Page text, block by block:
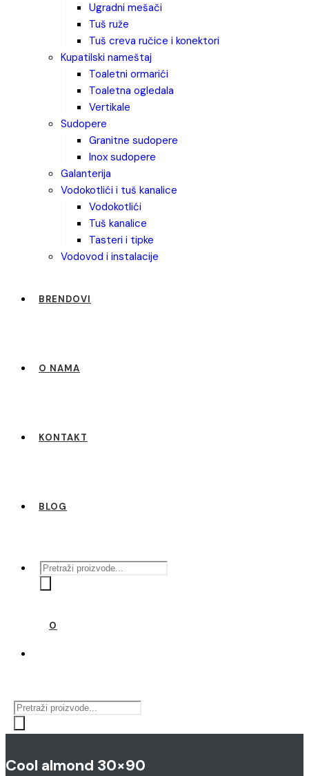
ugradni mešači
tuš ruže
tuš creva ručice i konektori
kupatilski nameštaj
toaletni ormarići
toaletna ogledala
vertikale
sudopere
granitne sudopere
inox sudopere
galanterija
vodokotlići i tuš kanalice
vodokotlići
tuš kanalice
tasteri i tipke
vodovod i instalacije
BRENDOVI
O NAMA
KONTAKT
BLOG
Products
search
0
Products
search
Cool almond 30×90